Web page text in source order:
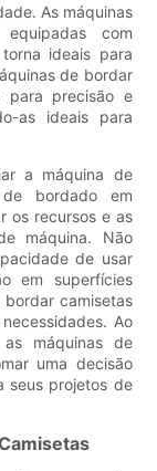
As máquinas
com
ideais para
de bordar
para precisão e
as ideais para
a máquina de
bordado em
os recursos e as
máquina. Não
de usar
em superfícies
camisetas
Ao
máquinas de
uma decisão
seus projetos de